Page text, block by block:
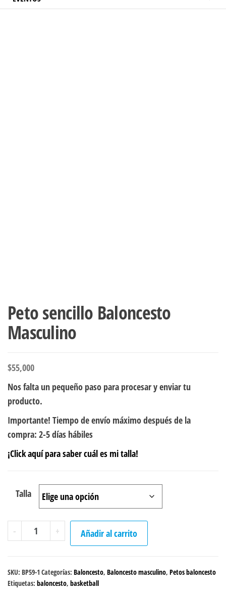
Peto sencillo Baloncesto
Masculino
$55,000
Nos falta un pequeño paso para procesar y enviar tu
producto.
Importante! Tiempo de envío máximo después de la
compra: 2-5 días hábiles
¡Click aquí para saber cuál es mi talla!
Talla
-
Peto
sencillo
Masculino
cantidad
+ Añadir al carrito
SKU: BP59-1 Categorías: Baloncesto, Baloncesto masculino, Petos baloncesto
Etiquetas: baloncesto, basketball